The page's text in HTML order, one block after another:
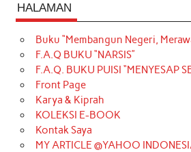
HALAMAN
Buku “Membangun Negeri,
F.A.Q BUKU “NARSIS”
F.A.Q. BUKU PUISI “MENYESAP
Front Page
Karya & Kiprah
KOLEKSI E-BOOK
Kontak Saya
MY ARTICLE @YAHOO